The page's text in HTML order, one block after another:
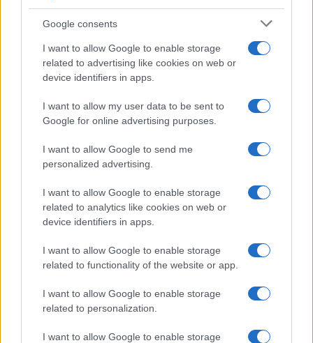
Google consents
I want to allow Google to enable storage
related to advertising like cookies on web or
device identifiers in apps.
I want to allow my user data to be sent to
Google for online advertising purposes.
I want to allow Google to send me
personalized advertising.
I want to allow Google to enable storage
related to analytics like cookies on web or
device identifiers in apps.
I want to allow Google to enable storage
related to functionality of the website or app.
I want to allow Google to enable storage
related to personalization.
I want to allow Google to enable storage
Lgbtq News
Olanda
Investeren 24
NL Newz